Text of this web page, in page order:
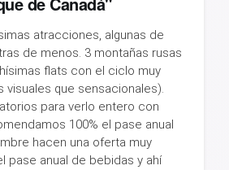
atracciones, algunas de
de menos. 3 montañas rusas
flats con el ciclo muy
visuales que sensacionales).
para verlo entero con
100% el pase anual
hacen una oferta muy
pase anual de bebidas y ahí